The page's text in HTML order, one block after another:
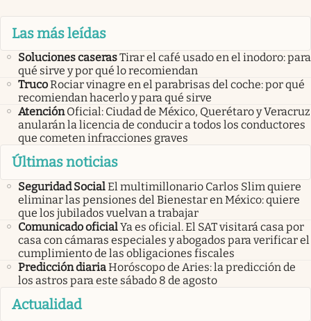
Las más leídas
Soluciones caserasTirar el café usado en el inodoro: para
qué sirve y por qué lo recomiendan
TrucoRociar vinagre en el parabrisas del coche: por qué
recomiendan hacerlo y para qué sirve
Atención Oficial: Ciudad de México, Querétaro y Veracruz
anularán la licencia de conducir a todos los conductores
que cometen infracciones graves
Últimas noticias
Seguridad SocialEl multimillonario Carlos Slim quiere
eliminar las pensiones del Bienestar en México: quiere
que los jubilados vuelvan a trabajar
Comunicado oficialYa es oficial. El SAT visitará casa por
casa con cámaras especiales y abogados para verificar el
cumplimiento de las obligaciones fiscales
Predicción diariaHoróscopo de Aries: la predicción de
los astros para este sábado 8 de agosto
Actualidad